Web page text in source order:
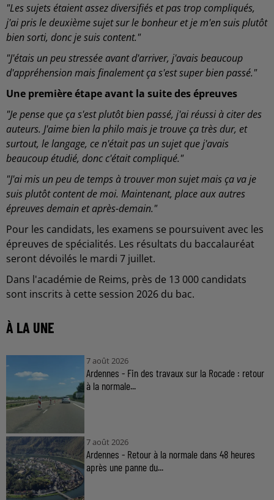
"Les sujets étaient assez diversifiés et pas trop compliqués,
j'ai pris le deuxième sujet sur le bonheur et je m'en suis plutôt
bien sorti, donc je suis content."
"J'étais un peu stressée avant d'arriver, j'avais beaucoup
d'appréhension mais finalement ça s'est super bien passé."
Une première étape avant la suite des épreuves
"Je pense que ça s'est plutôt bien passé, j'ai réussi à citer des
auteurs. J'aime bien la philo mais je trouve ça très dur, et
surtout, le langage, ce n'était pas un sujet que j'avais
beaucoup étudié, donc c'était compliqué."
"J'ai mis un peu de temps à trouver mon sujet mais ça va je
suis plutôt content de moi. Maintenant, place aux autres
épreuves demain et après-demain."
Pour les candidats, les examens se poursuivent avec les
épreuves de spécialités. Les résultats du baccalauréat
seront dévoilés le mardi 7 juillet.
Dans l'académie de Reims, près de 13 000 candidats
sont inscrits à cette session 2026 du bac.
À LA UNE
7 août 2026
Ardennes - Fin des travaux sur la Rocade : retour
à la normale...
7 août 2026
Ardennes - Retour à la normale dans 48 heures
après une panne du...